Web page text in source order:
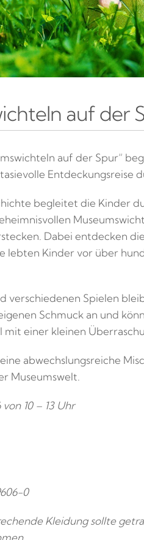
auf der
auf der Spur“
Entdeckungsreise
begleitet die Kinder
Dabei entdecken
lebten Kinder vor über
verschiedenen Spielen
Schmuck an und
mit einer kleinen
abwechslungsreiche
Museumswelt.
10 – 13 Uhr
0
Kleidung sollte